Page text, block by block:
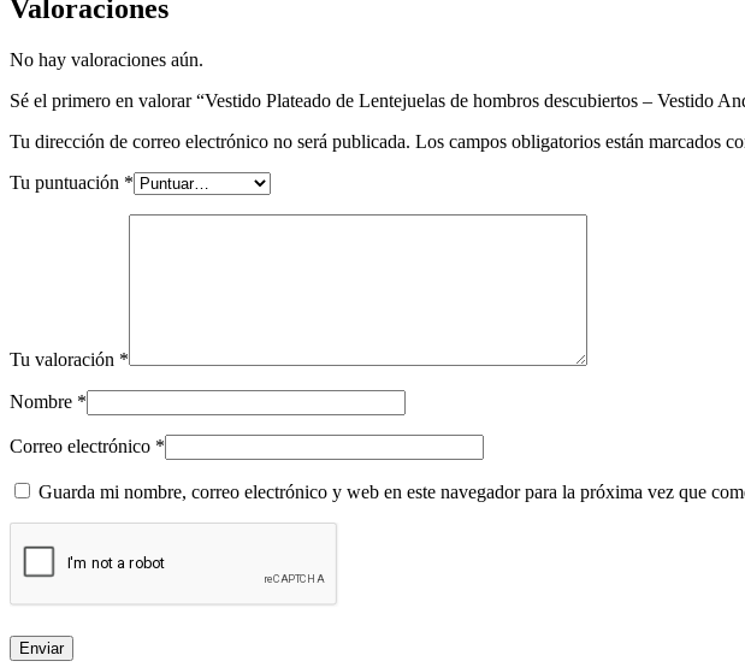
Valoraciones
No hay valoraciones aún.
Sé el primero en valorar “Vestido Plateado de Lentejuelas de hombros descubiertos – Vestido
Tu dirección de correo electrónico no será publicada. Los campos obligatorios están marcados
Tu puntuación *
Tu valoración *
Nombre *
Correo electrónico *
Guarda mi nombre, correo electrónico y web en este navegador para la próxima vez que